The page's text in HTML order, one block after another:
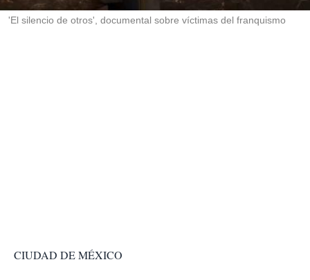
r
'El silencio de otros', documental sobre víctimas del franquismo
CIUDAD DE MÉXICO